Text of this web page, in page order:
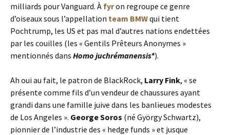
milliards pour Vanguard. À fyron regroupe ce genre
d’oiseaux sous l’appellation team BMWqui tient
Pochtrump, les US et pas mal d’autres nations endettées
par les couilles (les « Gentils Prêteurs Anonymes »
mentionnés dans Homo juchrémanensis*).
Ah oui au fait, le patron de BlackRock, Larry Fink, « se
présente comme fils d’un vendeur de chaussures ayant
grandi dans une famille juive dans les banlieues modestes
de Los Angeles ». George Soros (né György Schwartz),
pionnier de l’industrie des « hedge funds » et jusque